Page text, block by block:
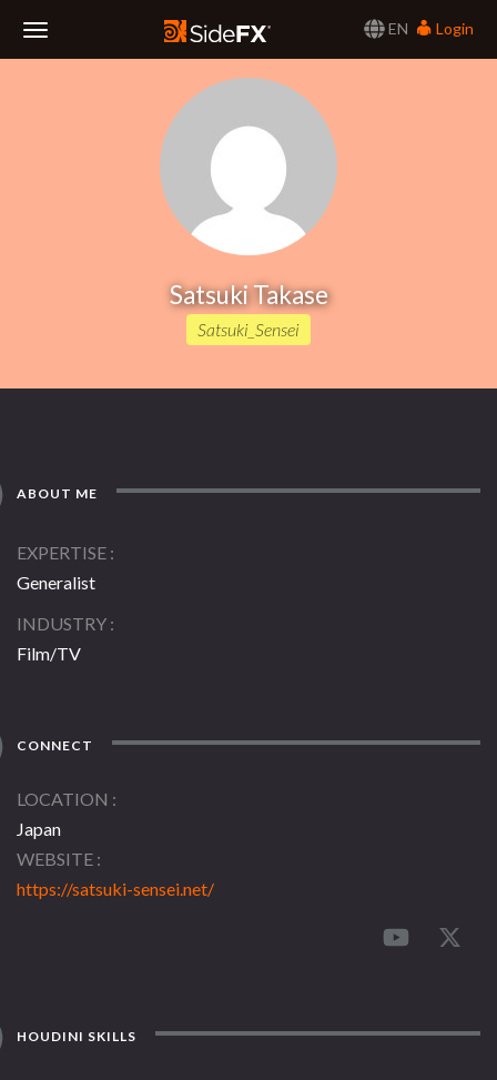
EN
Login
Satsuki Takase
Satsuki_Sensei
ABOUT ME
EXPERTISE
Generalist
INDUSTRY
Film/TV
CONNECT
LOCATION
Japan
WEBSITE
https://satsuki-sensei.net/
HOUDINI SKILLS